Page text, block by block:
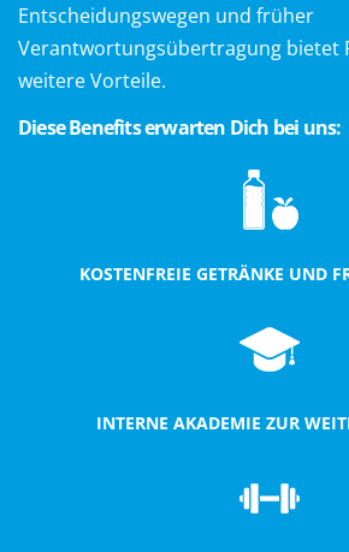
Entscheidungswegen und früher
Verantwortungsübertragung bietet
weitere Vorteile.
Diese Benefits erwarten Dich bei uns:
KOSTENFREIE GETRÄNKE UND
INTERNE AKADEMIE ZUR